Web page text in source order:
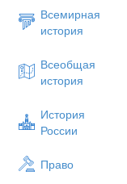
Всемирная
история
Всеобщая
история
История
России
Право